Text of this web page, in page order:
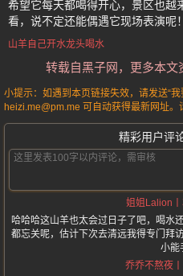
希望它每天都喝得开心，景区也越
看，说不定还能偶遇它现场表演呢！
山羊自己开水龙头喝水
转载自黑子网，更多本
小提示：如遇到本页链接失效，请发送“
heizi.me@pm.me 可自动获得最新网址。
精彩用户评
姐姐Lalion
哈哈哈这山羊也太会过日子了吧，喝水
都忘关呢，估计下次去清远我得专门拜
小能
乔乔不熬夜